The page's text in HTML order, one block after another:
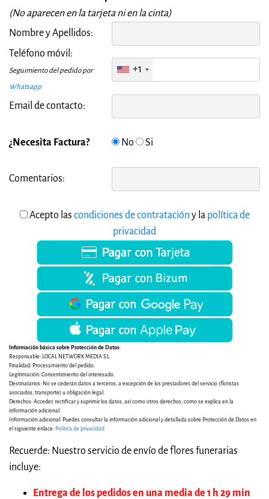
(No aparecen en la tarjeta ni en la cinta)
Nombre y Apellidos:
Teléfono móvil:
Seguimiento del pedido por
Whatsapp
+1
Email de contacto:
¿Necesita Factura? No Si
Comentarios:
Acepto las condiciones de contratación y la política de
privacidad
Información básica sobre Protección de Datos:
Responsable: LOCAL NETWORK MEDIA S.L.
Finalidad: Procesamiento del pedido.
Legitimación: Consentimiento del interesado.
Destinatarios: No se cederán datos a terceros, a excepción de los prestadores del servicio (floristas
asociados, transporte) u obligación legal.
Derechos: Acceder, rectificar y suprimir los datos, así como otros derechos, como se explica en la
información adicional.
Información adicional: Puedes consultar la información adicional y detallada sobre Protección de Datos en
el siguiente enlace: Politica de privacidad
Recuerde: Nuestro servicio de envío de flores funerarias
incluye:
Entrega de los pedidos en una media de 1 h 29 min